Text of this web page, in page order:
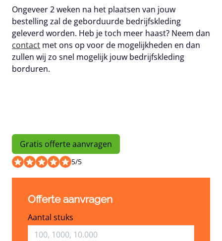
Ongeveer 2 weken na het plaatsen van jouw
bestelling zal de geborduurde bedrijfskleding
geleverd worden. Heb je toch meer haast? Neem dan
contact met ons op voor de mogelijkheden en dan
zullen wij zo snel mogelijk jouw bedrijfskleding
borduren.
Gratis offerte aanvragen
5/5
Offerte aanvragen
Aantal stuks